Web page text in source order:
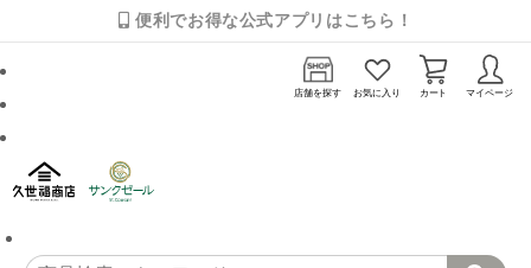
便利でお得な公式アプリはこちら！
店舗を探す お気に入り カート マイページ